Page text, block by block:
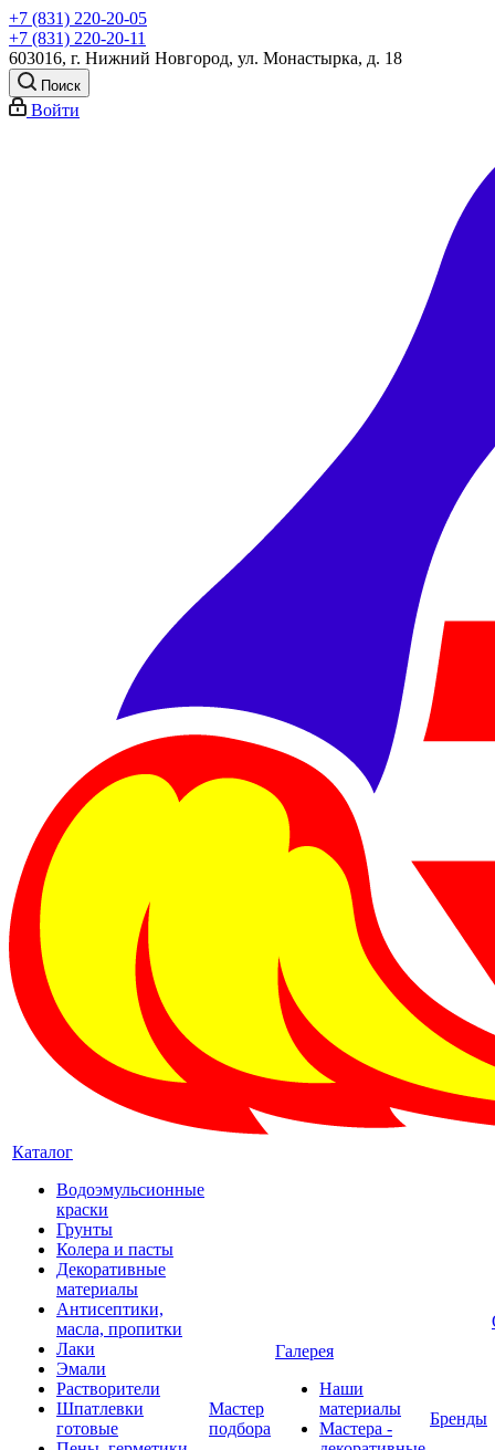
+7 (831) 220-20-05
+7 (831) 220-20-11
603016, г. Нижний Новгород, ул. Монастырка, д. 18
Поиск
Войти
Каталог
Водоэмульсионные
краски
Грунты
Колера и пасты
Декоративные
материалы
Антисептики,
масла, пропитки
Лаки
Эмали
Растворители
Шпатлевки
готовые
Мастер
подбора
Галерея
Наши
материалы
Мастера -
Бренды